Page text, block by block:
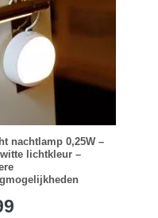
nachtlamp 0,25W –
lichtkleur –